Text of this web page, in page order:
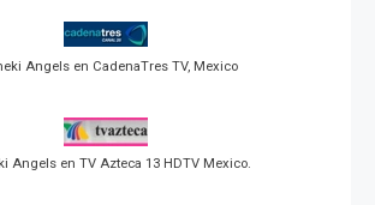
Angels en CadenaTres TV, Mexico
Angels en TV Azteca 13 HDTV Mexico.